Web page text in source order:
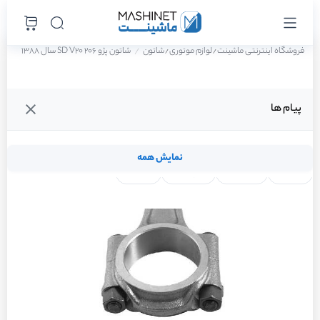
پیام ها
نمایش همه
فروشگاه اینترنتی ماشینت/لوازم موتوری/شاتون شاتون پژو 206 SD V20 سال 1388